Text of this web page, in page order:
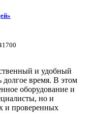
и удобный
долгое время. В этом
оборудование и
но и
и проверенных